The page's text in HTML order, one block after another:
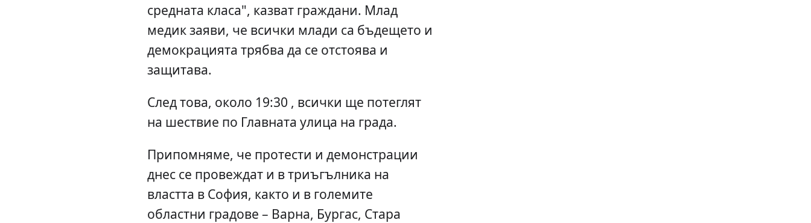
средната класа", казват граждани. Млад
медик заяви, че всички млади са бъдещето и
демокрацията трябва да се отстоява и
защитава.
След това, около 19:30 , всички ще потеглят
на шествие по Главната улица на града.
Припомняме, че протести и демонстрации
днес се провеждат и в триъгълника на
властта в София, както и в големите
областни градове – Варна, Бургас, Стара